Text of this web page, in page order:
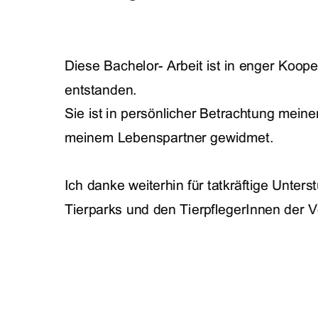
Diese Bachelor- Arbeit ist in enger
entstanden.
Sie ist in persönlicher Betrachtung
meinem Lebenspartner gewidmet.
Ich danke weiterhin für tatkräftige
Tierparks und den TierpflegerInnen der